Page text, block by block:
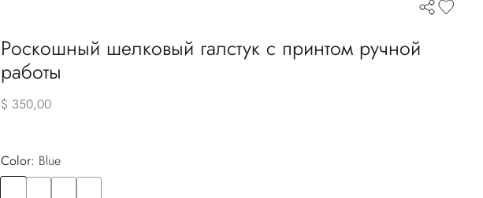
Роскошный шелковый галстук с принтом ручной
работы
$ 350,00
Color:
blue